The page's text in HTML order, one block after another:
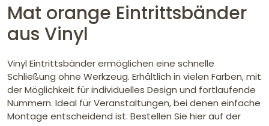
Mat orange Eintrittsbänder
aus Vinyl
Vinyl Eintrittsbänder ermöglichen eine schnelle
Schließung ohne Werkzeug. Erhältlich in vielen Farben, mit
der Möglichkeit für individuelles Design und fortlaufende
Nummern. Ideal für Veranstaltungen, bei denen einfache
Montage entscheidend ist. Bestellen Sie hier auf der